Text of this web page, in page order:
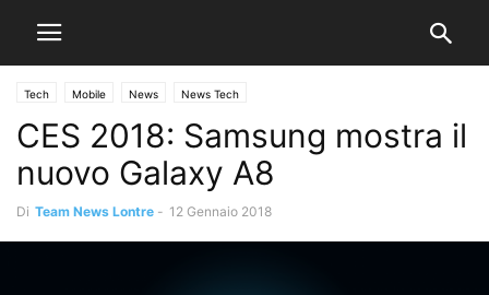
Tech Mobile News News Tech
CES 2018: Samsung mostra il
nuovo Galaxy A8
Di Team News Lontre - 12 Gennaio 2018